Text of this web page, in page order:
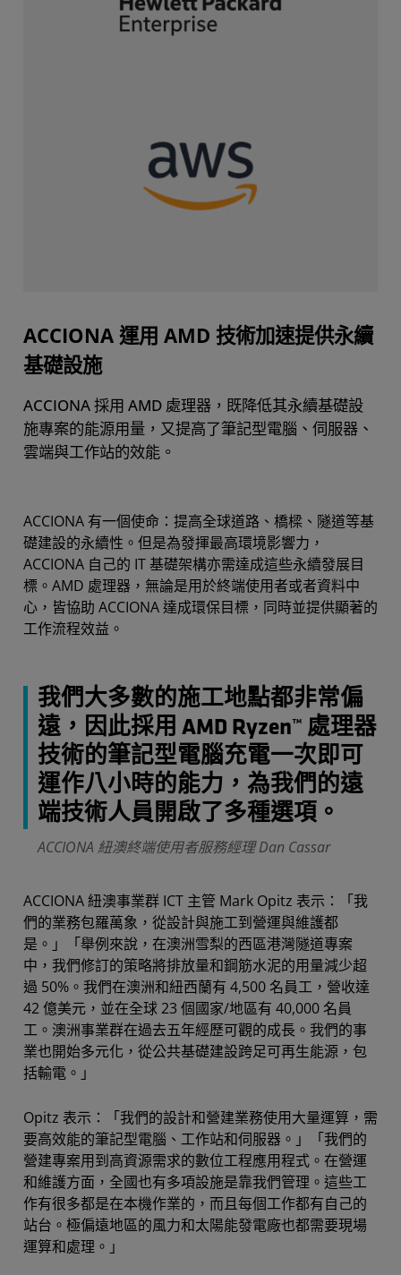
ACCIONA 運用 AMD 技術加速提供永續
基礎設施
ACCIONA 採用 AMD 處理器，既降低其永續基礎設
施專案的能源用量，又提高了筆記型電腦、伺服器、
雲端與工作站的效能。
ACCIONA 有一個使命：提高全球道路、橋樑、隧道等基
礎建設的永續性。但是為發揮最高環境影響力，
ACCIONA 自己的 IT 基礎架構亦需達成這些永續發展目
標。AMD 處理器，無論是用於終端使用者或者資料中
心，皆協助 ACCIONA 達成環保目標，同時並提供顯著的
工作流程效益。
我們大多數的施工地點都非常偏
遠，因此採用 AMD Ryzen™ 處理器
技術的筆記型電腦充電一次即可
運作八小時的能力，為我們的遠
端技術人員開啟了多種選項。
ACCIONA 紐澳終端使用者服務經理 Dan Cassar
ACCIONA 紐澳事業群 ICT 主管 Mark Opitz 表示：「我
們的業務包羅萬象，從設計與施工到營運與維護都
是。」「舉例來說，在澳洲雪梨的西區港灣隧道專案
中，我們修訂的策略將排放量和鋼筋水泥的用量減少超
過 50%。我們在澳洲和紐西蘭有 4,500 名員工，營收達
42 億美元，並在全球 23 個國家/地區有 40,000 名員
工。澳洲事業群在過去五年經歷可觀的成長。我們的事
業也開始多元化，從公共基礎建設跨足可再生能源，包
括輸電。」
Opitz 表示：「我們的設計和營建業務使用大量運算，需
要高效能的筆記型電腦、工作站和伺服器。」「我們的
營建專案用到高資源需求的數位工程應用程式。在營運
和維護方面，全國也有多項設施是靠我們管理。這些工
作有很多都是在本機作業的，而且每個工作都有自己的
站台。極偏遠地區的風力和太陽能發電廠也都需要現場
運算和處理。」